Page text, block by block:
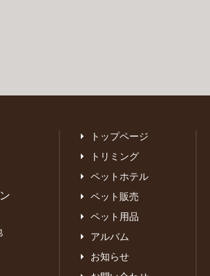
トップページ
トリミング
ペットホテル
ペット販売
ペット用品
アルバム
お知らせ